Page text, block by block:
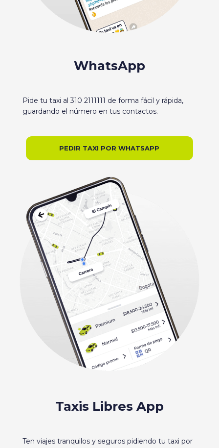
WhatsApp
Pide tu taxi al 310 2111111 de forma fácil y rápida,
guardando el número en tus contactos.
PEDIR TAXI POR WHATSAPP
Taxis Libres App
Ten viajes tranquilos y seguros pidiendo tu taxi por